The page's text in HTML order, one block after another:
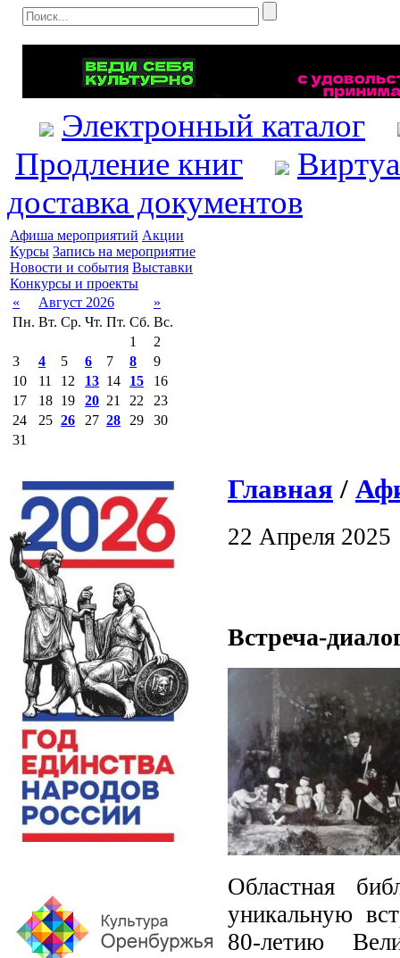
Электронный каталог
Продление книг
доставка документов
Афиша мероприятий Акции
Курсы Запись на мероприятие
Новости и события Выставки
Конкурсы и проекты
«
Август 2026
»
Пн. Вт. Ср. Чт. Пт. Сб. Вс.
1
2
3
4 5 6 7 8
9
10
11 12 13 14 15
16
17
18 19 20 21 22
23
24
25 26 27 28 29
30
31
Главная /
22 Апреля 2025
Встреча-
Областная
уникальную
80-летию